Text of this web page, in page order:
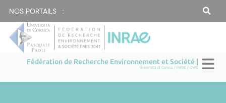
NOS PORTAILS :
Fédération de Recherche Environnement et Société |
Università di Corsica / INRAE / CNRS